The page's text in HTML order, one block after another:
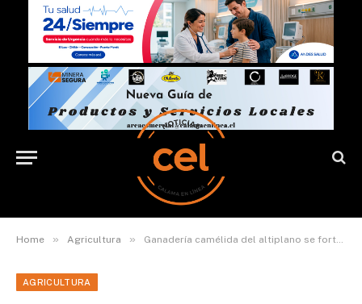
Home » Agricultura » Ganadería camélida del altiplano se fortalece con jornada informativa sobre Seguro Camélido
AGRICULTURA